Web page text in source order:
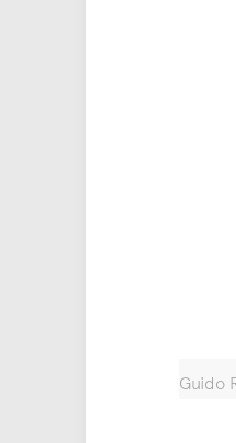
Guido